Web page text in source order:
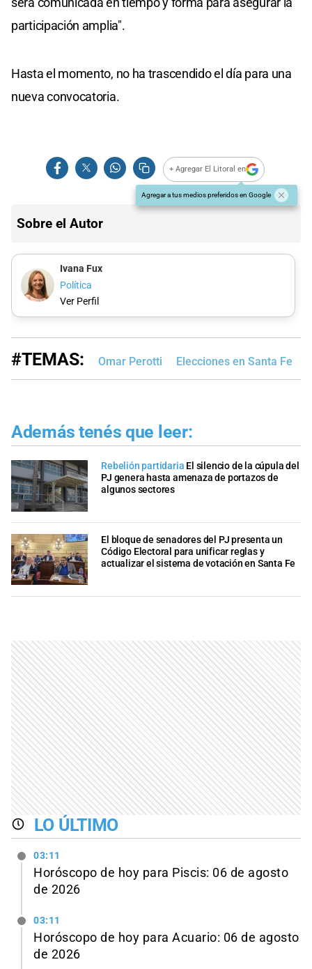
participación amplia".
Hasta el momento, no ha trascendido el día para una
nueva convocatoria.
+ Agregar El Litoral en
Agregar a tus medios preferidos en Google
Sobre el Autor
Ivana Fux
Política
Ver Perfil
#TEMAS: Omar Perotti Elecciones en Santa Fe
Además tenés que leer:
Rebelión partidaria El silencio de la cúpula del
PJ genera hasta amenaza de portazos de
algunos sectores
El bloque de senadores del PJ presenta un
Código Electoral para unificar reglas y
actualizar el sistema de votación en Santa Fe
LO ÚLTIMO
03:11
Horóscopo de hoy para Piscis: 06 de agosto
de 2026
03:11
Horóscopo de hoy para Acuario: 06 de agosto
de 2026